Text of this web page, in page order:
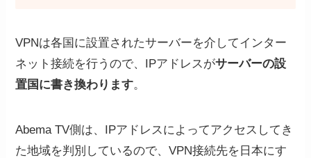
VPNは各国に設置されたサーバーを介してインター
ネット接続を行うので、IPアドレスがサーバーの設
置国に書き換わります。
Abema TV側は、IPアドレスによってアクセスしてき
た地域を判別しているので、VPN接続先を日本にす